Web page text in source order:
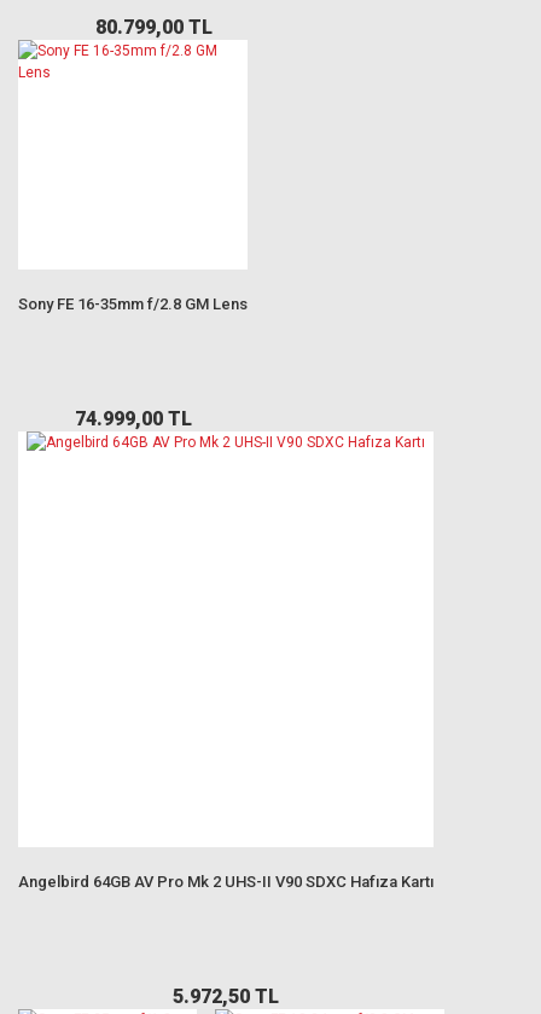
80.799,00 TL
Sony FE 16-35mm f/2.8 GM Lens
74.999,00 TL
Angelbird 64GB AV Pro Mk 2 UHS-II V90 SDXC Hafıza Kartı
5.972,50 TL